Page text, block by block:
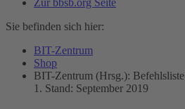
Zur bbsb.org Seite
Sie befinden sich hier:
BIT-Zentrum
Shop
BIT-Zentrum (Hrsg.):
1. Stand: September 2019